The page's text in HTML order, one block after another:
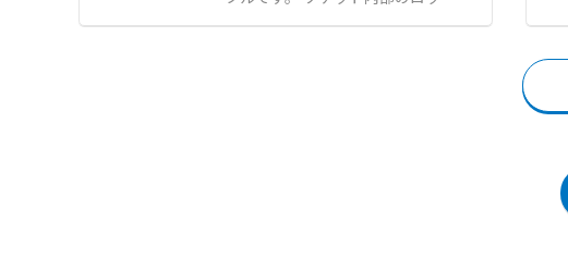
ーダーメイド製作が可能で、短納期
でそれぞれの窓枠に合わせたサイズ
機構だけで固定するため、接続する